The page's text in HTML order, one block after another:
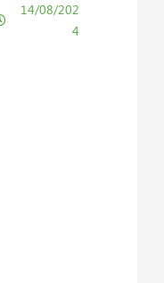
14/08/202
4